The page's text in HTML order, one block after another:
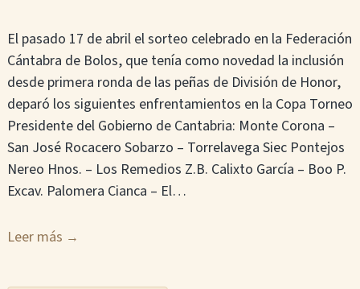
El pasado 17 de abril el sorteo celebrado en la Federación
Cántabra de Bolos, que tenía como novedad la inclusión
desde primera ronda de las peñas de División de Honor,
deparó los siguientes enfrentamientos en la Copa Torneo
Presidente del Gobierno de Cantabria: Monte Corona –
San José Rocacero Sobarzo – Torrelavega Siec Pontejos
Nereo Hnos. – Los Remedios Z.B. Calixto García – Boo P.
Excav. Palomera Cianca – El…
Leer más